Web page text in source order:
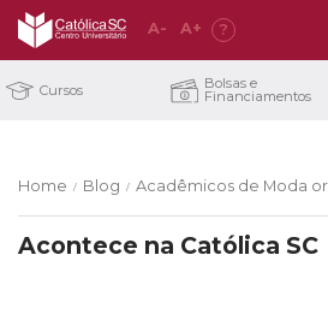
A- A+ ?
Cursos Bolsas e
Financiamentos
Home / Blog / Acadêmicos de Moda
Acontece na Católica SC